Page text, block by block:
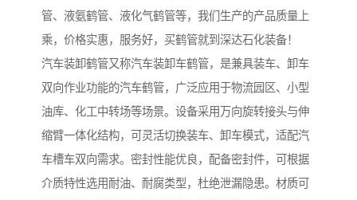
管、液氨鹤管、液化气鹤管等，我们生产的产品质量上
乘，价格实惠，服务好，买鹤管就到深达石化装备！
汽车装卸鹤管又称汽车装卸车鹤管，是兼具装车、卸车
双向作业功能的汽车鹤管，广泛应用于物流园区、小型
油库、化工中转场等场景。设备采用万向旋转接头与伸
缩臂一体化结构，可灵活切换装车、卸车模式，适配汽
车槽车双向需求。密封性能优良，配备密封件，可根据
介质特性选用耐油、耐腐类型，杜绝泄漏隐患。材质可